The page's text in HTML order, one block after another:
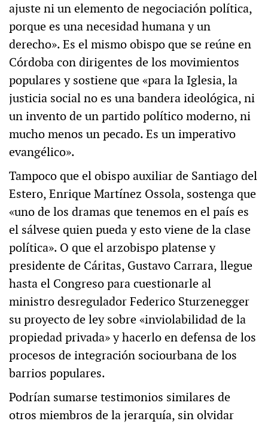
ajuste ni un elemento de negociación política,
porque es una necesidad humana y un
derecho». Es el mismo obispo que se reúne en
Córdoba con dirigentes de los movimientos
populares y sostiene que «para la Iglesia, la
justicia social no es una bandera ideológica, ni
un invento de un partido político moderno, ni
mucho menos un pecado. Es un imperativo
evangélico».
Tampoco que el obispo auxiliar de Santiago del
Estero, Enrique Martínez Ossola, sostenga que
«uno de los dramas que tenemos en el país es
el sálvese quien pueda y esto viene de la clase
política». O que el arzobispo platense y
presidente de Cáritas, Gustavo Carrara, llegue
hasta el Congreso para cuestionarle al
ministro desregulador Federico Sturzenegger
su proyecto de ley sobre «inviolabilidad de la
propiedad privada» y hacerlo en defensa de los
procesos de integración sociourbana de los
barrios populares.
Podrían sumarse testimonios similares de
otros miembros de la jerarquía, sin olvidar